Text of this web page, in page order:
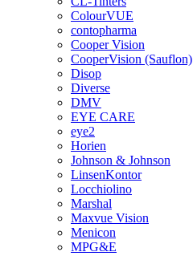
ColourVUE
contopharma
Cooper Vision
CooperVision (Sauflon)
Disop
Diverse
DMV
EYE CARE
eye2
Horien
Johnson & Johnson
LinsenKontor
Locchiolino
Marshal
Maxvue Vision
Menicon
MPG&E